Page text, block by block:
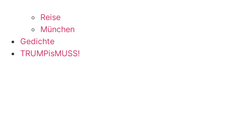
Reise
München
Gedichte
TRUMPisMUSS!